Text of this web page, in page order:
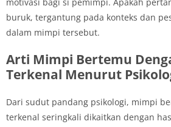
buruk, tergantung pada konteks dan
dalam mimpi tersebut.
Arti Mimpi Bertemu
Terkenal Menurut
Dari sudut pandang psikologi, mimpi
terkenal seringkali dikaitkan dengan